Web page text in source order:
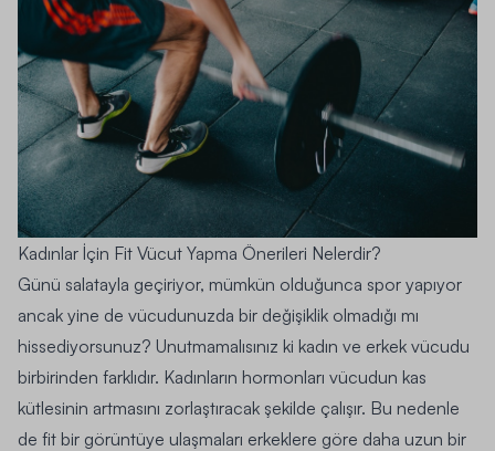
Kadınlar İçin Fit Vücut Yapma Önerileri Nelerdir?
Günü salatayla geçiriyor, mümkün olduğunca spor yapıyor
ancak yine de vücudunuzda bir değişiklik olmadığı mı
hissediyorsunuz? Unutmamalısınız ki kadın ve erkek vücudu
birbirinden farklıdır. Kadınların hormonları vücudun kas
kütlesinin artmasını zorlaştıracak şekilde çalışır. Bu nedenle
de fit bir görüntüye ulaşmaları erkeklere göre daha uzun bir